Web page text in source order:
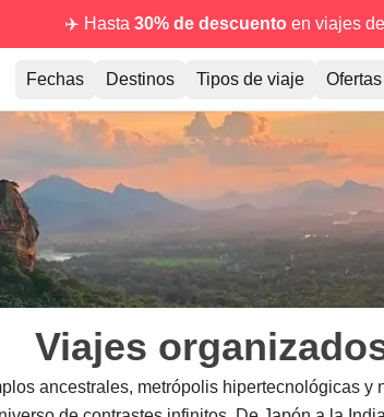
✈️ Hasta 30% de descuentoen viajes
Fechas Destinos Tipos de viaje Ofertas
Viajes
ancestrales, metrópolis hipertecnológicas y